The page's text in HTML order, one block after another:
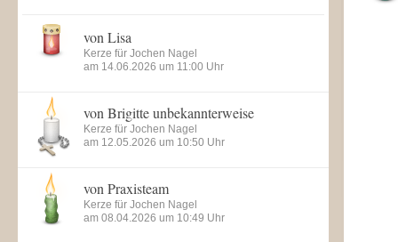
von Lisa
Kerze für Jochen Nagel
am 14.06.2026 um 11:00 Uhr
von Brigitte unbekannterweise
Kerze für Jochen Nagel
am 12.05.2026 um 10:50 Uhr
von Praxisteam
Kerze für Jochen Nagel
am 08.04.2026 um 10:49 Uhr